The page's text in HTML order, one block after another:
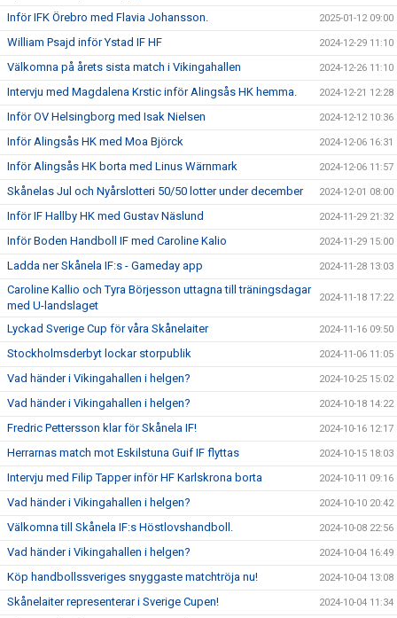
Inför IFK Örebro med Flavia Johansson. 2025-01-12 09:00
William Psajd inför Ystad IF HF 2024-12-29 11:10
Välkomna på årets sista match i Vikingahallen 2024-12-26 11:10
Intervju med Magdalena Krstic inför Alingsås HK hemma. 2024-12-21 12:28
Inför OV Helsingborg med Isak Nielsen 2024-12-12 10:36
Inför Alingsås HK med Moa Björck 2024-12-06 16:31
Inför Alingsås HK borta med Linus Wärnmark 2024-12-06 11:57
Skånelas Jul och Nyårslotteri 50/50 lotter under december 2024-12-01 08:00
Inför IF Hallby HK med Gustav Näslund 2024-11-29 21:32
Inför Boden Handboll IF med Caroline Kalio 2024-11-29 15:00
Ladda ner Skånela IF:s - Gameday app 2024-11-28 13:03
Caroline Kallio och Tyra Börjesson uttagna till träningsdagar
med U-landslaget
2024-11-18 17:22
Lyckad Sverige Cup för våra Skånelaiter 2024-11-16 09:50
Stockholmsderbyt lockar storpublik 2024-11-06 11:05
Vad händer i Vikingahallen i helgen? 2024-10-25 15:02
Vad händer i Vikingahallen i helgen? 2024-10-18 14:22
Fredric Pettersson klar för Skånela IF! 2024-10-16 12:17
Herrarnas match mot Eskilstuna Guif IF flyttas 2024-10-15 18:03
Intervju med Filip Tapper inför HF Karlskrona borta 2024-10-11 09:16
Vad händer i Vikingahallen i helgen? 2024-10-10 20:42
Välkomna till Skånela IF:s Höstlovshandboll. 2024-10-08 22:56
Vad händer i Vikingahallen i helgen? 2024-10-04 16:49
Köp handbollssveriges snyggaste matchtröja nu! 2024-10-04 13:08
Skånelaiter representerar i Sverige Cupen! 2024-10-04 11:34